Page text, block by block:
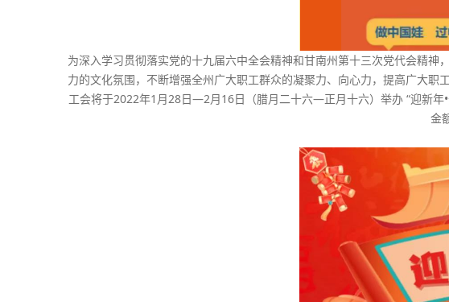
为深入学习贯彻落实党的十九届六中全会精神和甘南州第十三次党代会精
力的文化氛围，不断增强全州广大职工群众的凝聚力、向心力，提高广大
工会将于2022年1月28日—2月16日（腊月二十六—正月十六）举办 “迎新年•
金